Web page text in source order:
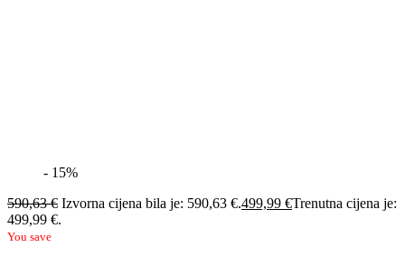
- 15%
590,63€ Izvorna cijena bila je: 590,63 €.499,99 €Trenutna cijena je:
499,99 €.
You save